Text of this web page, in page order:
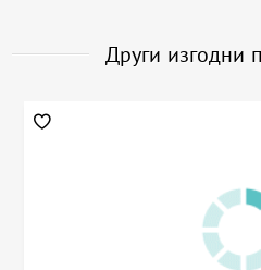
Други изгодни